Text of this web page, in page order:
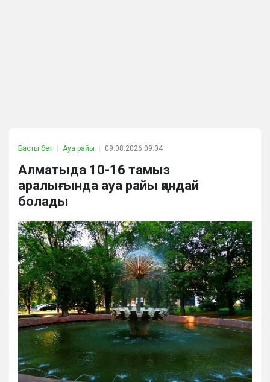
Басты бет Ауа райы 09.08.2026 09:04
Алматыда 10-16 тамыз
аралығында ауа райы қандай
болады